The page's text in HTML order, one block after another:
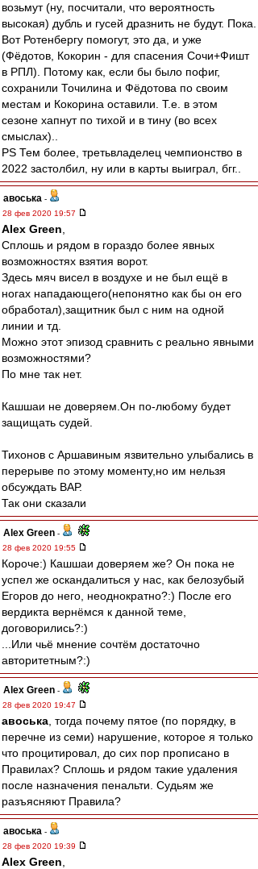
возьмут (ну, посчитали, что вероятность
высокая) дубль и гусей дразнить не будут. Пока.
Вот Ротенбергу помогут, это да, и уже
(Фёдотов, Кокорин - для спасения Сочи+Фишт
в РПЛ). Потому как, если бы было пофиг,
сохранили Точилина и Фёдотова по своим
местам и Кокорина оставили. Т.е. в этом
сезоне хапнут по тихой и в тину (во всех
смыслах)..
PS Тем более, третьвладелец чемпионство в
2022 застолбил, ну или в карты выиграл, бгг..
авоська -
28 фев 2020 19:57
Alex Green
Сплошь и рядом в гораздо более явных
возможностях взятия ворот.
Здесь мяч висел в воздухе и не был ещё в
ногах нападающего(непонятно как бы он его
обработал),защитник был с ним на одной
линии и тд.
Можно этот эпизод сравнить с реально явными
возможностями?
По мне так нет.
Кашшаи не доверяем.Он по-любому будет
защищать судей.
Тихонов с Аршавиным язвительно улыбались в
перерыве по этому моменту,но им нельзя
обсуждать ВАР.
Так они сказали
Alex Green -
28 фев 2020 19:55
Короче:) Кашшаи доверяем же? Он пока не
успел же оскандалиться у нас, как белозубый
Егоров до него, неоднократно?:) После его
вердикта вернёмся к данной теме,
договорились?:)
...Или чьё мнение сочтём достаточно
авторитетным?:)
Alex Green -
28 фев 2020 19:47
авоська , тогда почему пятое (по порядку, в
перечне из семи) нарушение, которое я только
что процитировал, до сих пор прописано в
Правилах? Сплошь и рядом такие удаления
после назначения пенальти. Судьям же
разъясняют Правила?
авоська -
28 фев 2020 19:39
Alex Green